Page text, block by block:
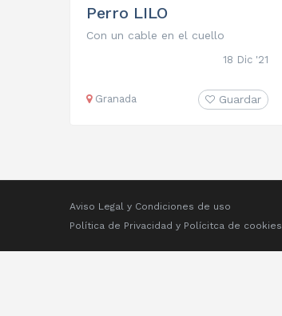
Perro LILO
Con un cable en el cuello
18 Dic '21
Granada Guardar
Aviso Legal y Condiciones de uso
Política de Privacidad y Polícitca de cookies